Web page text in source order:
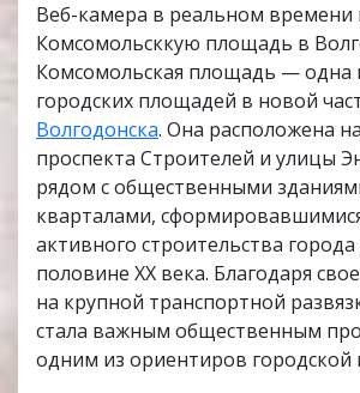
Веб-камера в реальном времени
Комсомольсккую площадь в
Комсомольская площадь — одна
городских площадей в новой
Волгодонска. Она расположена
проспекта Строителей и улицы
рядом с общественными
кварталами,
активного строительства
половине XX века. Благодаря
на крупной транспортной
стала важным общественным
одним из ориентиров городской